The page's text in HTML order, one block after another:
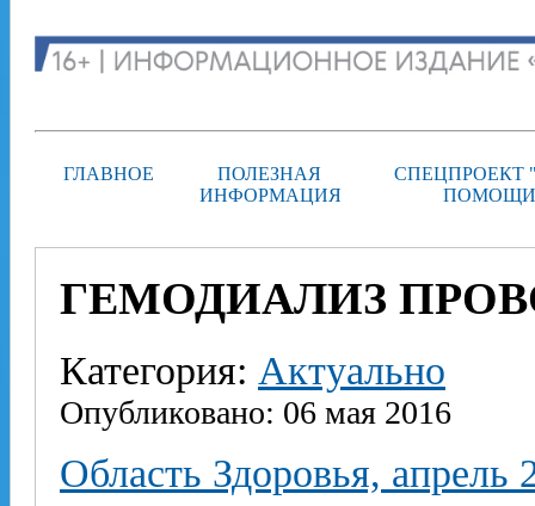
ГЛАВНОЕ
ПОЛЕЗНАЯ
ИНФОРМАЦИЯ
СПЕЦПРОЕКТ
ГЕМОДИАЛИЗ
Категория: Актуально
Опубликовано: 06 мая 2016
Область Здоровья, апрель